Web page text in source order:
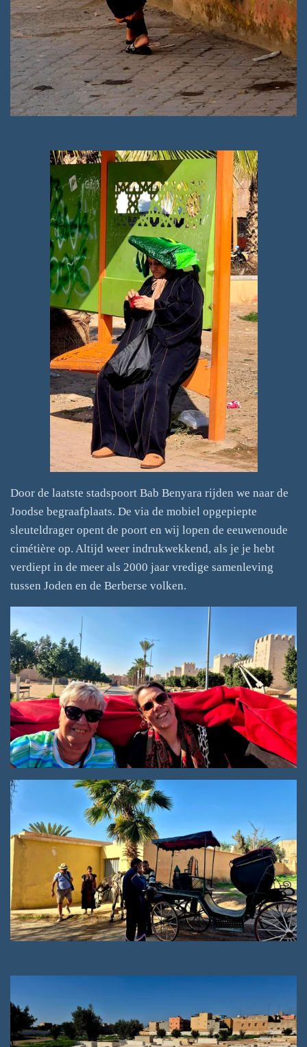
Door de laatste stadspoort Bab Benyara rijden we naar de
Joodse begraafplaats. De via de mobiel opgepiepte
sleuteldrager opent de poort en wij lopen de eeuwenoude
cimétière op. Altijd weer indrukwekkend, als je je hebt
verdiept in de meer als 2000 jaar vredige samenleving
tussen Joden en de Berberse volken.